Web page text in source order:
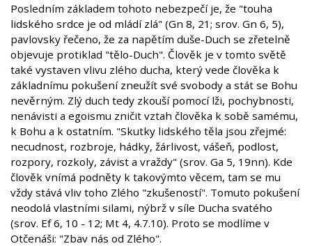
Posledním základem tohoto nebezpečí je, že "touha
lidského srdce je od mládí zlá" (Gn 8, 21; srov. Gn 6, 5),
pavlovsky řečeno, že za napětím duše-Duch se zřetelně
objevuje protiklad "tělo-Duch". Člověk je v tomto světě
také vystaven vlivu zlého ducha, který vede člověka k
základnímu pokušení zneužít své svobody a stát se Bohu
nevěrným. Zlý duch tedy zkouší pomocí lži, pochybnosti,
nenávisti a egoismu zničit vztah člověka k sobě samému,
k Bohu a k ostatním. "Skutky lidského těla jsou zřejmé:
necudnost, rozbroje, hádky, žárlivost, vášeň, podlost,
rozpory, rozkoly, závist a vraždy" (srov. Ga 5, 19nn). Kde
člověk vnímá podněty k takovýmto věcem, tam se mu
vždy stává vliv toho Zlého "zkušeností". Tomuto pokušení
neodolá vlastními silami, nýbrž v síle Ducha svatého
(srov. Ef 6, 10 - 12; Mt 4, 4.7.10). Proto se modlíme v
Otčenáši: "Zbav nás od Zlého".